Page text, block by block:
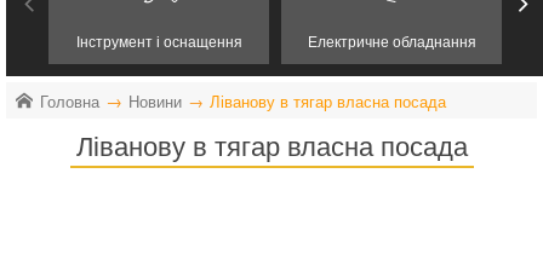
Інструмент і оснащення Електричне обладнання
Головна Новини Ліванову в тягар власна посада
Ліванову в тягар власна посада